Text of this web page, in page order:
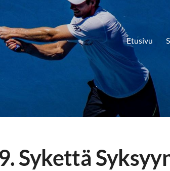
Etusivu
Sykettä